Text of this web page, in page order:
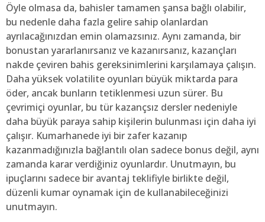
Öyle olmasa da, bahisler tamamen şansa bağlı olabilir,
bu nedenle daha fazla gelire sahip olanlardan
ayrılacağınızdan emin olamazsınız. Aynı zamanda, bir
bonustan yararlanırsanız ve kazanırsanız, kazançları
nakde çeviren bahis gereksinimlerini karşılamaya çalışın.
Daha yüksek volatilite oyunları büyük miktarda para
öder, ancak bunların tetiklenmesi uzun sürer. Bu
çevrimiçi oyunlar, bu tür kazançsız dersler nedeniyle
daha büyük paraya sahip kişilerin bulunması için daha iyi
çalışır. Kumarhanede iyi bir zafer kazanıp
kazanmadığınızla bağlantılı olan sadece bonus değil, aynı
zamanda karar verdiğiniz oyunlardır. Unutmayın, bu
ipuçlarını sadece bir avantaj teklifiyle birlikte değil,
düzenli kumar oynamak için de kullanabileceğinizi
unutmayın.